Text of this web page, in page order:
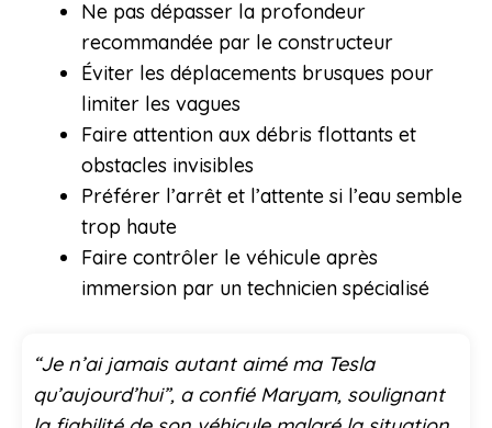
Ne pas dépasser la profondeur
recommandée par le constructeur
Éviter les déplacements brusques pour
limiter les vagues
Faire attention aux débris flottants et
obstacles invisibles
Préférer l’arrêt et l’attente si l’eau semble
trop haute
Faire contrôler le véhicule après
immersion par un technicien spécialisé
“Je n’ai jamais autant aimé ma Tesla
qu’aujourd’hui”, a confié Maryam, soulignant